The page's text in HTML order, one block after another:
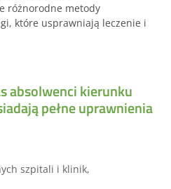
różnorodne metody
które usprawniają leczenie i
absolwenci kierunku
pełne uprawnienia
szpitali i klinik,